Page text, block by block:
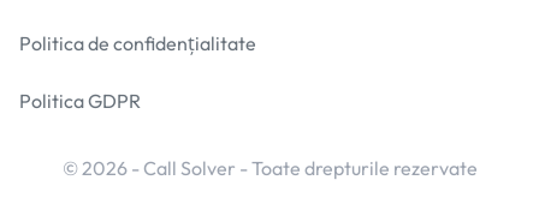
Politica de confidențialitate
Politica GDPR
© 2026 - Call Solver - Toate drepturile rezervate